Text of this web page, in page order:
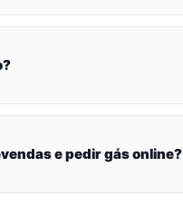
e pedir gás online?